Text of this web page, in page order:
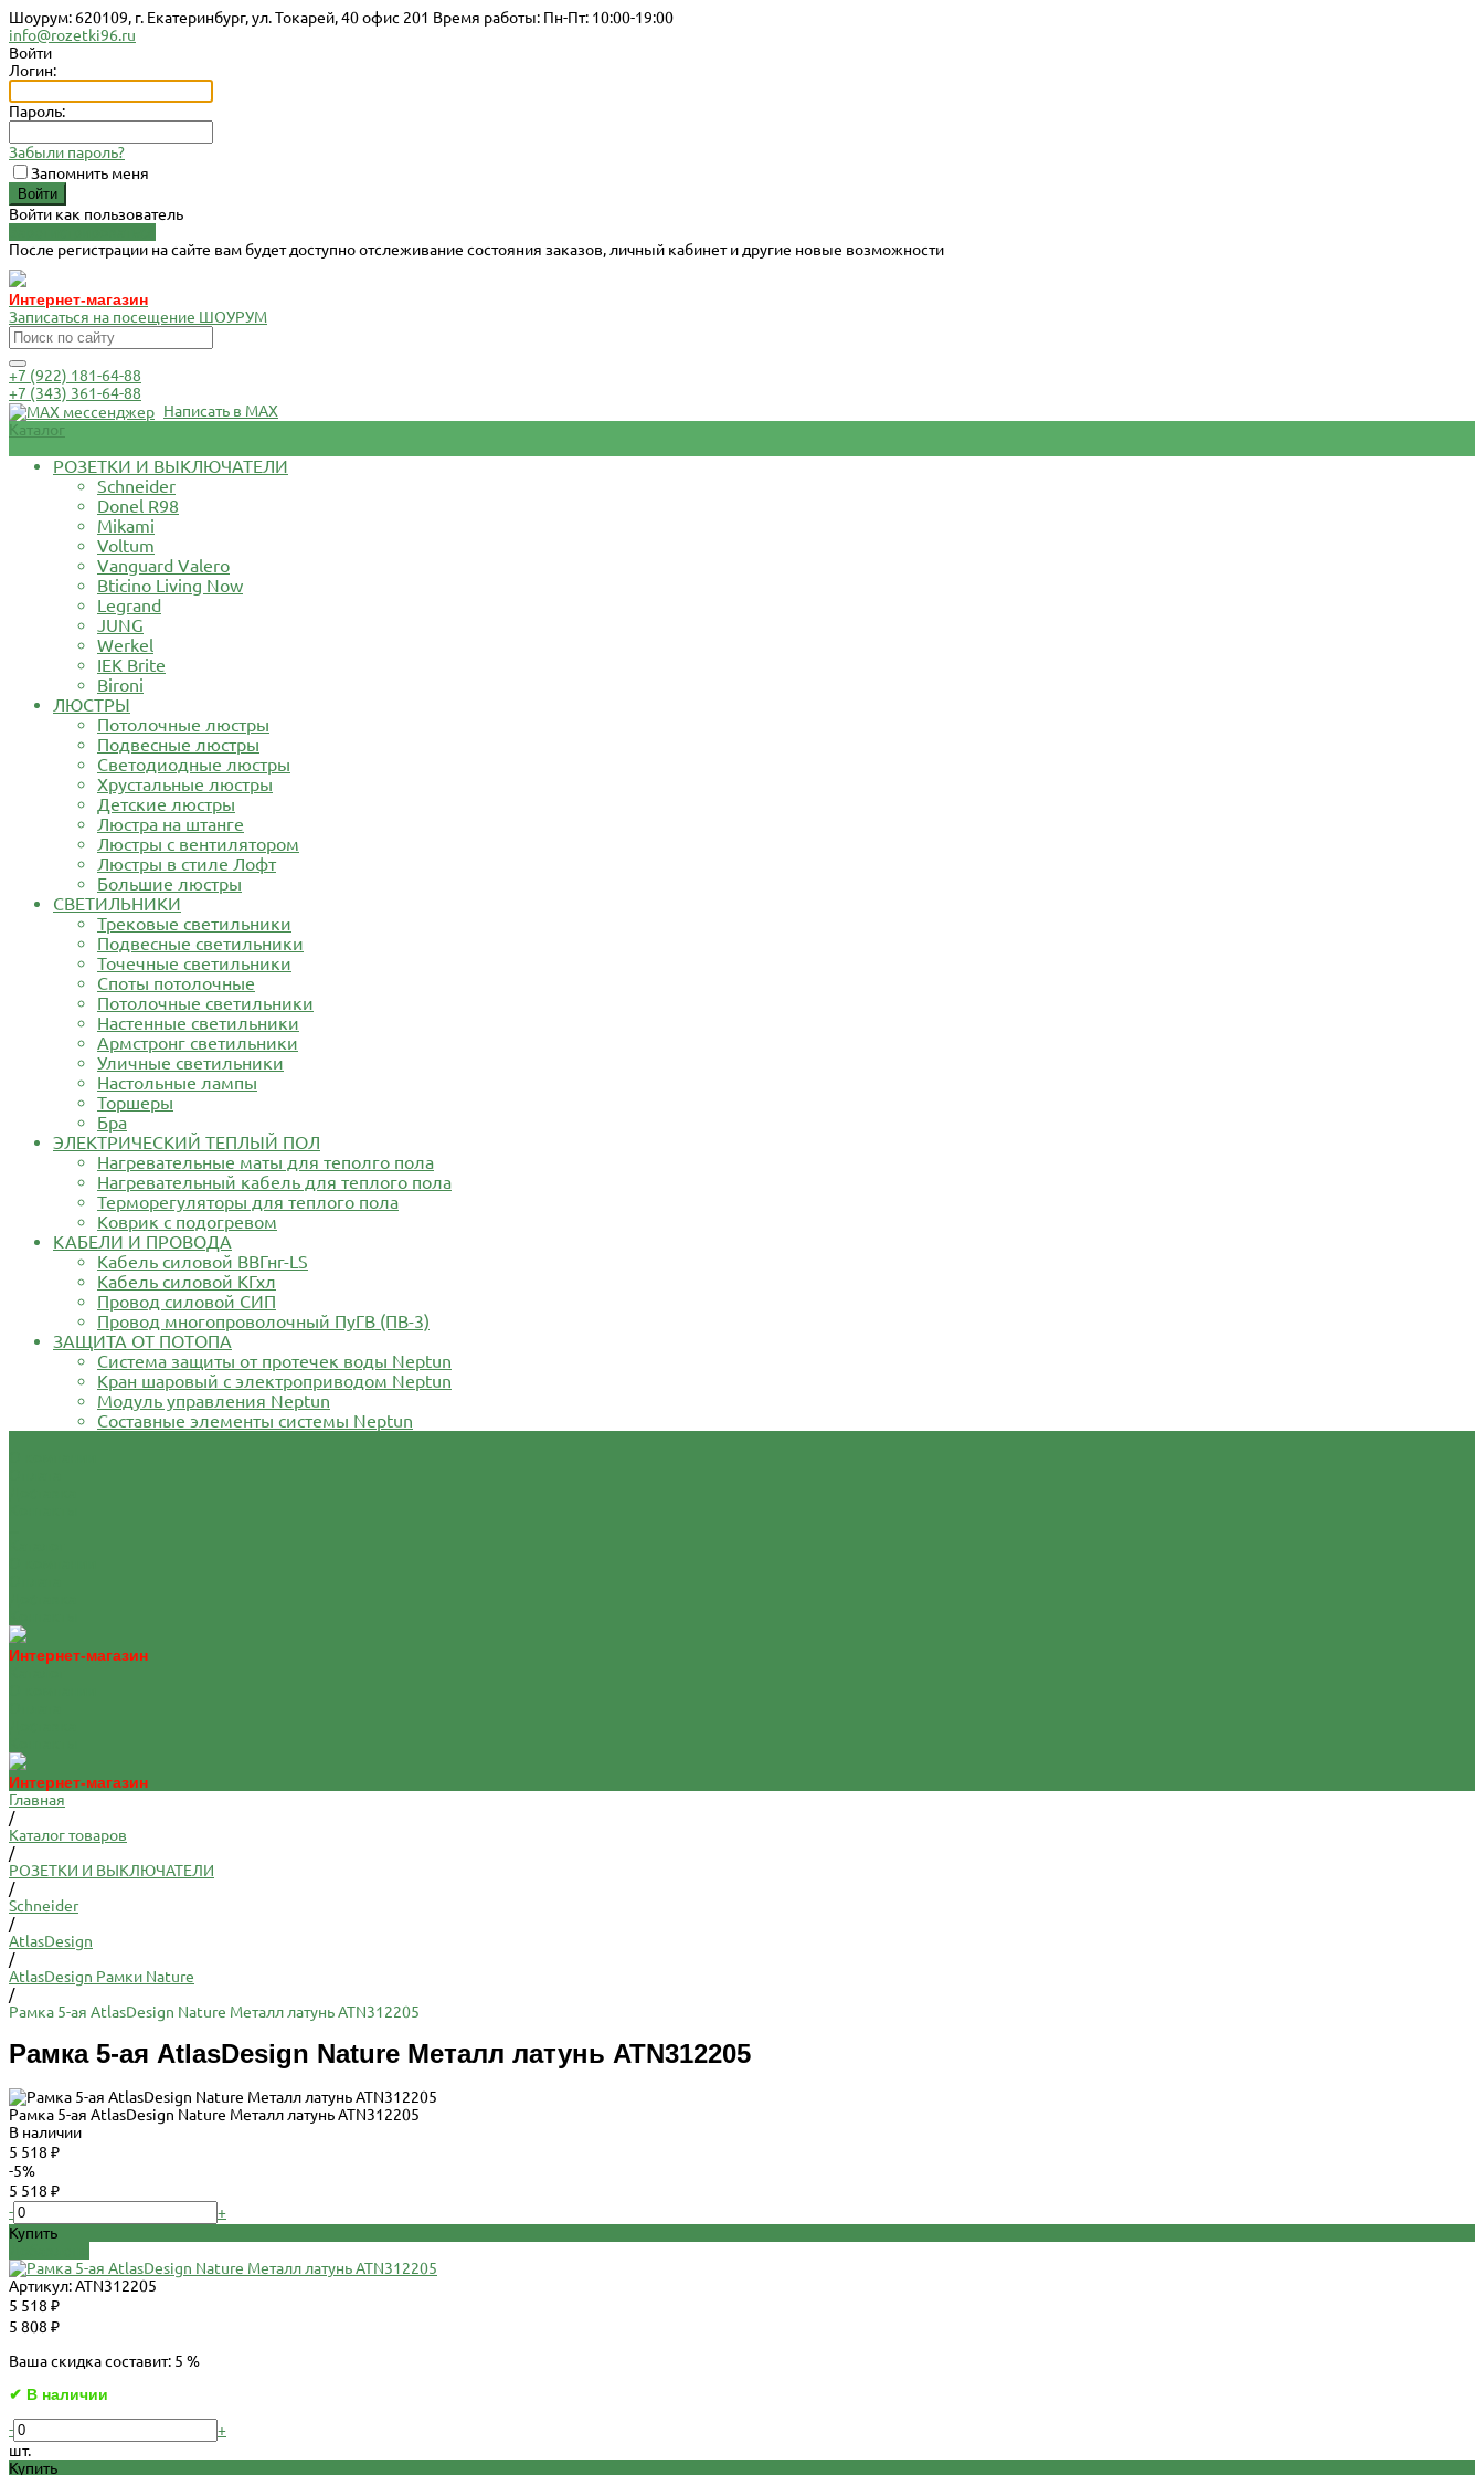
Шоурум: 620109, г. Екатеринбург, ул. Токарей, 40 офис 201 Время работы: Пн-Пт: 10:00-19:00
info@rozetki96.ru
Войти
Логин:
Пароль:
Забыли пароль?
Запомнить меня
Войти как пользователь
После регистрации на сайте вам будет доступно отслеживание состояния заказов, личный кабинет и другие новые возможности
Интернет-магазин
Записаться на посещение ШОУРУМ
+7 (922) 181-64-88
+7 (343) 361-64-88
Написать в MAX
Каталог
РОЗЕТКИ И ВЫКЛЮЧАТЕЛИ
Schneider
Donel R98
Mikami
Voltum
Vanguard Valero
Bticino Living Now
Legrand
JUNG
Werkel
IEK Brite
Bironi
ЛЮСТРЫ
Потолочные люстры
Подвесные люстры
Светодиодные люстры
Хрустальные люстры
Детские люстры
Люстра на штанге
Люстры с вентилятором
Люстры в стиле Лофт
Большие люстры
СВЕТИЛЬНИКИ
Трековые светильники
Подвесные светильники
Точечные светильники
Споты потолочные
Потолочные светильники
Настенные светильники
Армстронг светильники
Уличные светильники
Настольные лампы
Торшеры
Бра
ЭЛЕКТРИЧЕСКИЙ ТЕПЛЫЙ ПОЛ
Нагревательные маты для теполго пола
Нагревательный кабель для теплого пола
Терморегуляторы для теплого пола
Коврик с подогревом
КАБЕЛИ И ПРОВОДА
Кабель силовой ВВГнг-LS
Кабель силовой КГхл
Провод силовой СИП
Провод многопроволочный ПуГВ (ПВ-3)
ЗАЩИТА ОТ ПОТОПА
Система защиты от протечек воды Neptun
Кран шаровый с электроприводом Neptun
Модуль управления Neptun
Составные элементы системы Neptun
Интернет-магазин
Интернет-магазин
Главная
/
Каталог товаров
/
РОЗЕТКИ И ВЫКЛЮЧАТЕЛИ
/
Schneider
/
AtlasDesign
/
AtlasDesign Рамки Nature
/
Рамка 5-ая AtlasDesign Nature Металл латунь ATN312205
Рамка 5-ая AtlasDesign Nature Металл латунь ATN312205
Рамка 5-ая AtlasDesign Nature Металл латунь ATN312205
В наличии
5 518 ₽
-5%
5 518 ₽
-
+
Купить
Артикул:ATN312205
5 518 ₽
5 808 ₽
Ваша скидка составит: 5 %
✔ В наличии
-
+
шт.
Купить